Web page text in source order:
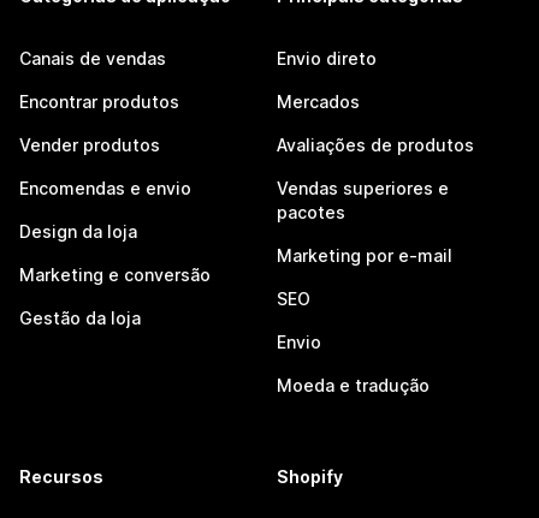
Canais de vendas
Encontrar produtos
Vender produtos
Encomendas e envio
Design da loja
Marketing e conversão
Gestão da loja
Envio direto
Mercados
Avaliações de produtos
Vendas superiores e
pacotes
Marketing por e-mail
SEO
Envio
Moeda e tradução
Recursos Shopify